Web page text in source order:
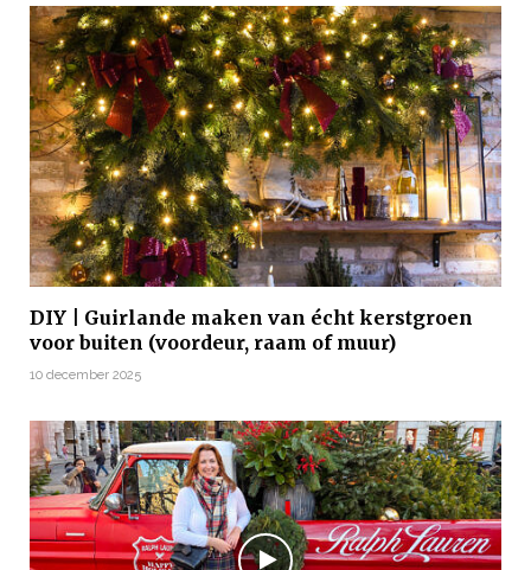
DIY | Guirlande maken van écht kerstgroen
voor buiten (voordeur, raam of muur)
10 december 2025